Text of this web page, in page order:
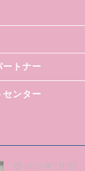
トナー
ンター
2026年7月1日